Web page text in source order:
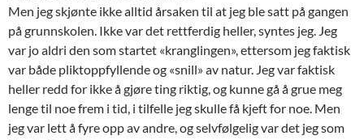
Men jeg skjønte ikke alltid årsaken til at jeg ble satt på gangen
på grunnskolen. Ikke var det rettferdig heller, syntes jeg. Jeg
var jo aldri den som startet «kranglingen», ettersom jeg faktisk
var både pliktoppfyllende og «snill» av natur. Jeg var faktisk
heller redd for ikke å gjøre ting riktig, og kunne gå å grue meg
lenge til noe frem i tid, i tilfelle jeg skulle få kjeft for noe. Men
jeg var lett å fyre opp av andre, og selvfølgelig var det jeg som